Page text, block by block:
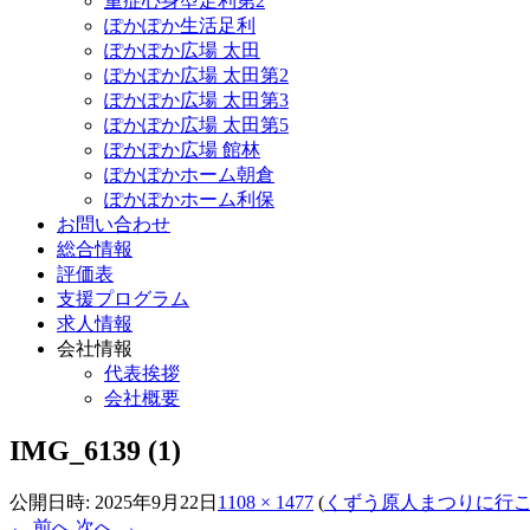
ぽかぽか生活足利
ぽかぽか広場 太田
ぽかぽか広場 太田第2
ぽかぽか広場 太田第3
ぽかぽか広場 太田第5
ぽかぽか広場 館林
ぽかぽかホーム朝倉
ぽかぽかホーム利保
お問い合わせ
総合情報
評価表
支援プログラム
求人情報
会社情報
代表挨拶
会社概要
IMG_6139 (1)
公開日時: 2025年9月22日 1108 × 1477 ( くずう原人まつりに行こ